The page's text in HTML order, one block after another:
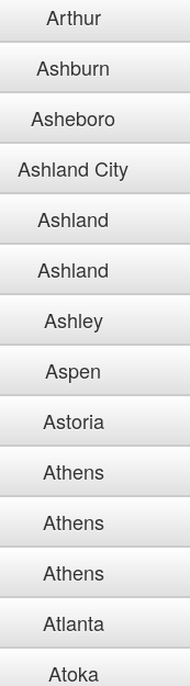
Arthur
Ashburn
Asheboro
Ashland City
Ashland
Ashland
Ashley
Aspen
Astoria
Athens
Athens
Athens
Atlanta
Atoka